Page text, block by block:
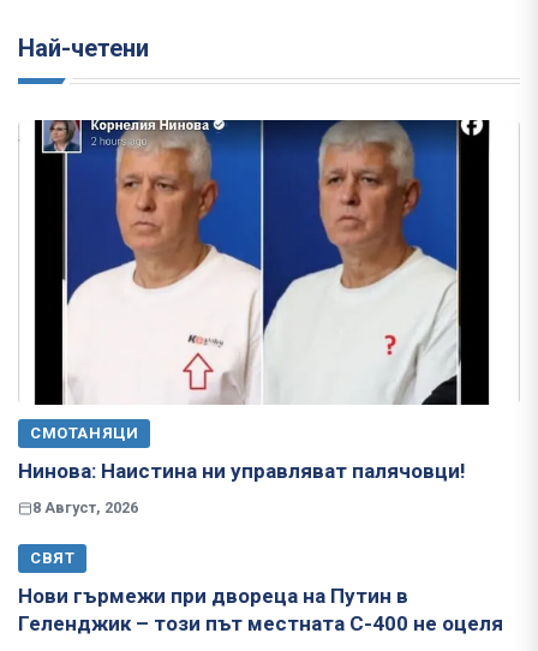
Най-четени
СМОТАНЯЦИ
Нинова: Наистина ни управляват палячовци!
8 Август, 2026
СВЯТ
Нови гърмежи при двореца на Путин в
Геленджик – този път местната С-400 не оцеля